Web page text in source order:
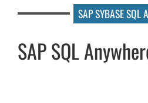
SAP SYBASE SQL
SAP SQL